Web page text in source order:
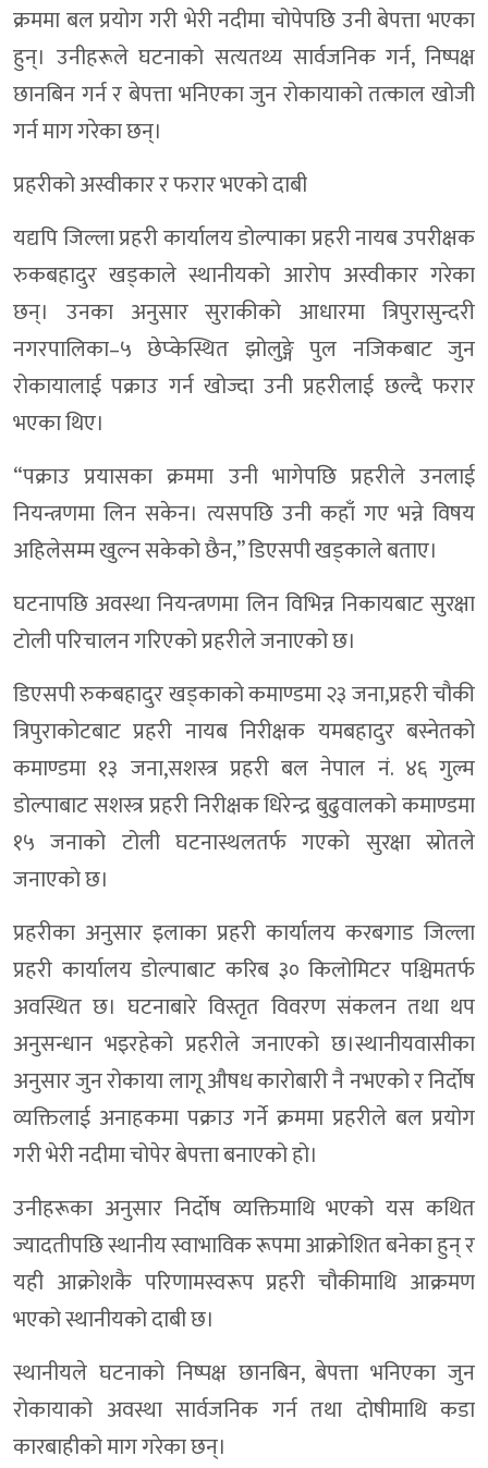
क्रममा बल प्रयोग गरी भेरी नदीमा चोपेपछि उनी बेपत्ता भएका
हुन्। उनीहरूले घटनाको सत्यतथ्य सार्वजनिक गर्न, निष्पक्ष
छानबिन गर्न र बेपत्ता भनिएका जुन रोकायाको तत्काल खोजी
गर्न माग गरेका छन्।
प्रहरीको अस्वीकार र फरार भएको दाबी
यद्यपि जिल्ला प्रहरी कार्यालय डोल्पाका प्रहरी नायब उपरीक्षक
रुकबहादुर खड्काले स्थानीयको आरोप अस्वीकार गरेका
छन्। उनका अनुसार सुराकीको आधारमा त्रिपुरासुन्दरी
नगरपालिका–५ छेप्केस्थित झोलुङ्गे पुल नजिकबाट जुन
रोकायालाई पक्राउ गर्न खोज्दा उनी प्रहरीलाई छल्दै फरार
भएका थिए।
“पक्राउ प्रयासका क्रममा उनी भागेपछि प्रहरीले उनलाई
नियन्त्रणमा लिन सकेन। त्यसपछि उनी कहाँ गए भन्ने विषय
अहिलेसम्म खुल्न सकेको छैन,” डिएसपी खड्काले बताए।
घटनापछि अवस्था नियन्त्रणमा लिन विभिन्न निकायबाट सुरक्षा
टोली परिचालन गरिएको प्रहरीले जनाएको छ।
डिएसपी रुकबहादुर खड्काको कमाण्डमा २३ जना,प्रहरी चौकी
त्रिपुराकोटबाट प्रहरी नायब निरीक्षक यमबहादुर बस्नेतको
कमाण्डमा १३ जना,सशस्त्र प्रहरी बल नेपाल नं. ४६ गुल्म
डोल्पाबाट सशस्त्र प्रहरी निरीक्षक धिरेन्द्र बुढुवालको कमाण्डमा
१५ जनाको टोली घटनास्थलतर्फ गएकाे सुरक्षा स्राेतले
जनाएकाे छ।
प्रहरीका अनुसार इलाका प्रहरी कार्यालय करबगाड जिल्ला
प्रहरी कार्यालय डोल्पाबाट करिब ३० किलोमिटर पश्चिमतर्फ
अवस्थित छ। घटनाबारे विस्तृत विवरण संकलन तथा थप
अनुसन्धान भइरहेको प्रहरीले जनाएको छ।स्थानीयवासीका
अनुसार जुन रोकाया लागू औषध कारोबारी नै नभएको र निर्दोष
व्यक्तिलाई अनाहकमा पक्राउ गर्ने क्रममा प्रहरीले बल प्रयोग
गरी भेरी नदीमा चोपेर बेपत्ता बनाएको हो।
उनीहरूका अनुसार निर्दोष व्यक्तिमाथि भएको यस कथित
ज्यादतीपछि स्थानीय स्वाभाविक रूपमा आक्रोशित बनेका हुन् र
यही आक्रोशकै परिणामस्वरूप प्रहरी चौकीमाथि आक्रमण
भएको स्थानीयको दाबी छ।
स्थानीयले घटनाको निष्पक्ष छानबिन, बेपत्ता भनिएका जुन
रोकायाको अवस्था सार्वजनिक गर्न तथा दोषीमाथि कडा
कारबाहीको माग गरेका छन्।